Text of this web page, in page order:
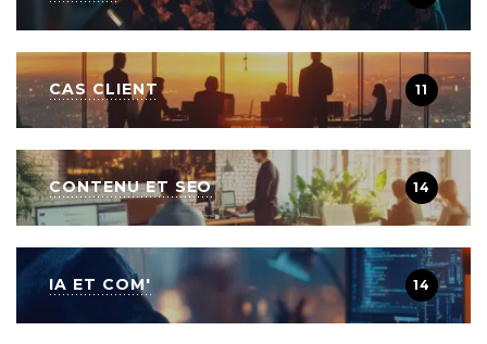
CAS CLIENT 11
CONTENU ET SEO 14
IA ET COM' 14